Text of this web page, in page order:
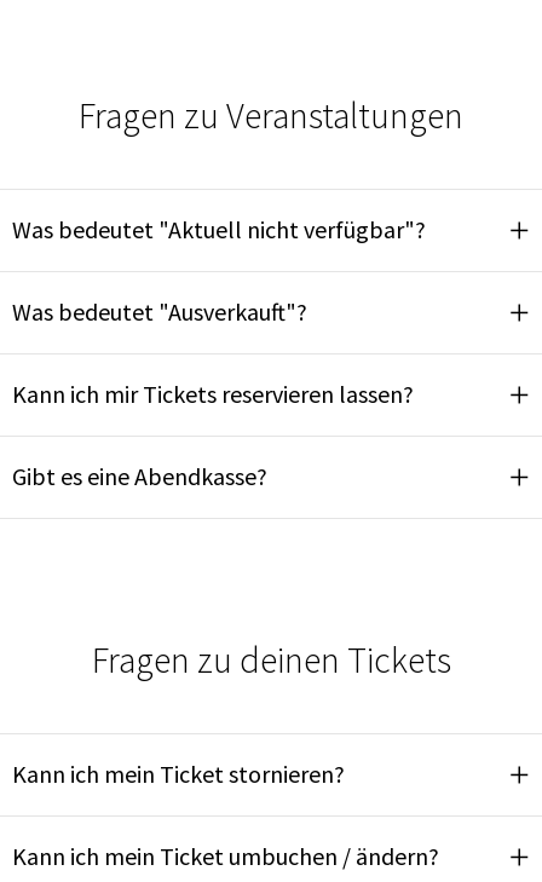
Fragen zu Veranstaltungen
Was bedeutet "Aktuell nicht verfügbar"?
Was bedeutet "Ausverkauft"?
Kann ich mir Tickets reservieren lassen?
Gibt es eine Abendkasse?
Fragen zu deinen Tickets
Kann ich mein Ticket stornieren?
Kann ich mein Ticket umbuchen / ändern?